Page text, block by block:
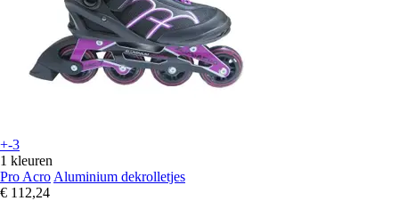
+-3
1 kleuren
Pro Acro Aluminium dekrolletjes
€ 112,24